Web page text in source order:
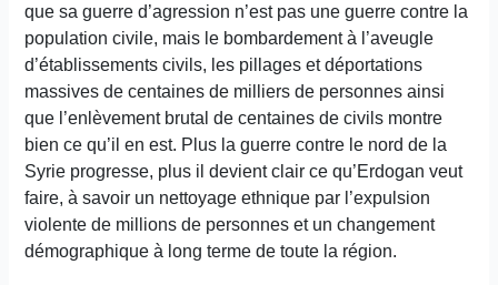
que sa guerre d’agression n’est pas une guerre contre la
population civile, mais le bombardement à l’aveugle
d’établissements civils, les pillages et déportations
massives de centaines de milliers de personnes ainsi
que l’enlèvement brutal de centaines de civils montre
bien ce qu’il en est. Plus la guerre contre le nord de la
Syrie progresse, plus il devient clair ce qu’Erdogan veut
faire, à savoir un nettoyage ethnique par l’expulsion
violente de millions de personnes et un changement
démographique à long terme de toute la région.